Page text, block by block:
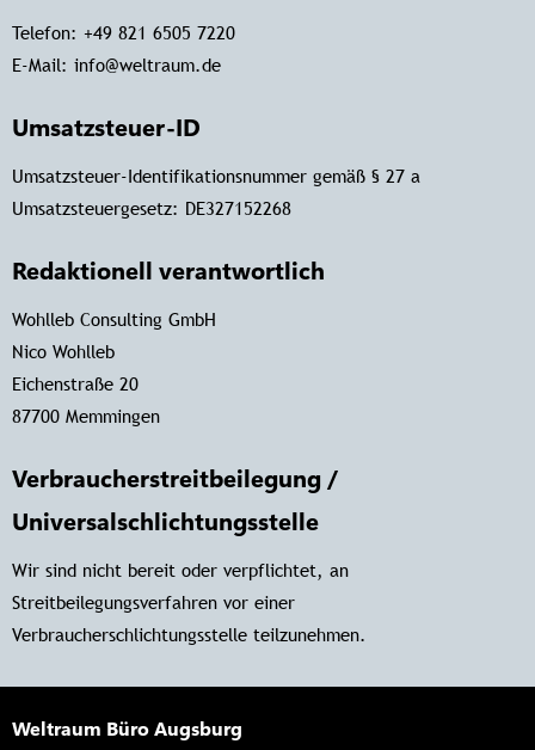
Telefon: +49 821 6505 7220
E-Mail: info@weltraum.de
Umsatzsteuer-ID
Umsatzsteuer-Identifikationsnummer gemäß § 27 a
Umsatzsteuergesetz: DE327152268
Redaktionell verantwortlich
Wohlleb Consulting GmbH
Nico Wohlleb
Eichenstraße 20
87700 Memmingen
Verbraucherstreitbeilegung /
Universalschlichtungsstelle
Wir sind nicht bereit oder verpflichtet, an
Streitbeilegungsverfahren vor einer
Verbraucherschlichtungsstelle teilzunehmen.
Weltraum Büro Augsburg